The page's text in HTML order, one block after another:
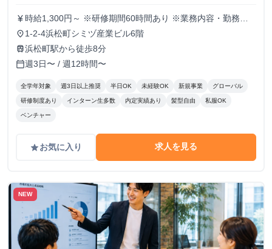
currency_yen 時給1,300円～ ※研修期間60時間あり ※業務内容・勤務状
況により決定
place 1-2-4浜松町シミヅ産業ビル6階
train浜松町駅から徒歩8分
calendar_today週3日〜 / 週12時間〜
全学年対象 週3日以上推奨 半日OK 未経験OK 新規事業 グローバル
研修制度あり インターン生多数 内定実績あり 髪型自由 私服OK
ベンチャー
gradeお気に入り 求人を見る
NEW